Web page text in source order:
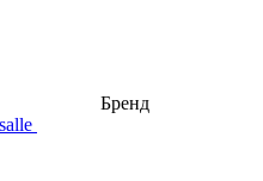
Бренд